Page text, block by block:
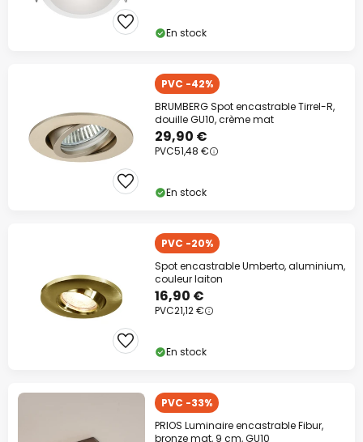
En stock
PVC -42%
BRUMBERG Spot encastrable Tirrel-R,
douille GU10, crème mat
29,90 €
PVC51,48 €
En stock
PVC -20%
Spot encastrable Umberto, aluminium,
couleur laiton
16,90 €
PVC21,12 €
En stock
PVC -33%
PRIOS Luminaire encastrable Fibur,
bronze mat, 9 cm, GU10